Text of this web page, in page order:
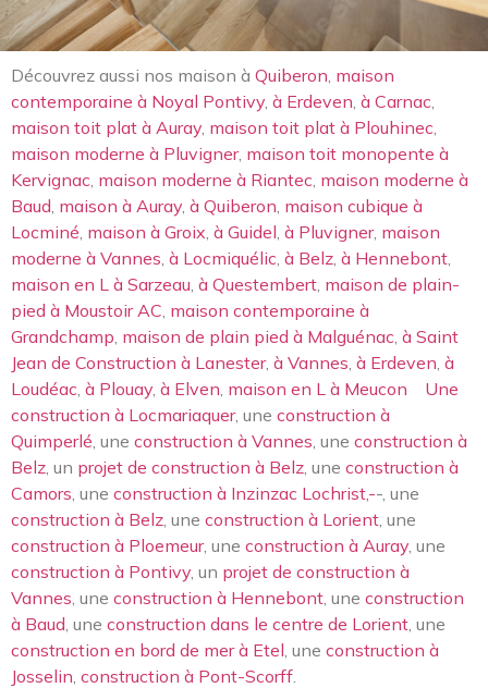
Découvrez aussi nos maison à Quiberon maison
contemporaine à Noyal Pontivy à Erdeven à Carnac
maison toit plat à Auray maison toit plat à Plouhinec
maison moderne à Pluvigner, maison toit monopente à
Kervignac maison moderne à Riantec maison moderne à
Baud maison à Auray à Quiberon maison cubique à
Locminé maison à Groix à Guidel à Pluvigner, maison
moderne à Vannes à Locmiquélic à Belz à Hennebont
maison en L à Sarzeau à Questembert maison de plain-
pied à Moustoir AC maison contemporaine à
Grandchamp maison de plain pied à Malguénac à Saint
Jean de Construction à Lanester, à Vannes à Erdeven à
Loudéac à Plouay à Elven maison en L à Meucon
Une
construction à Locmariaquer, une construction à
Quimperlé , une construction à Vannes , une construction à
Belz , un projet de construction à Belz , une construction à
Camors , une construction à Inzinzac Lochrist,--, une
construction à Belz , une construction à Lorient , une
construction à Ploemeur, une construction à Auray , une
construction à Pontivy , un projet de construction à
Vannes , une construction à Hennebont , une construction
à Baud , une construction dans le centre de Lorient , une
construction en bord de mer à Etel , une construction à
Josselin construction à Pont-Scorff